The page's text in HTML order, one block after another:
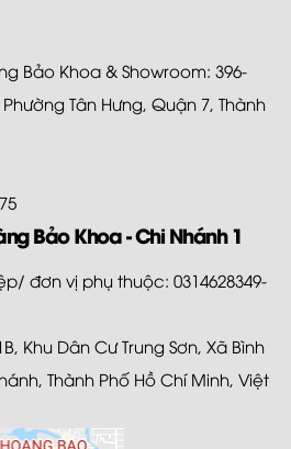
Bảo Khoa & Showroom: 396-
Tân Hưng, Quận 7, Thành
Bảo Khoa - Chi Nhánh 1
đơn vị phụ thuộc: 0314628349-
Khu Dân Cư Trung Sơn, Xã Bình
Thành Phố Hồ Chí Minh, Việt